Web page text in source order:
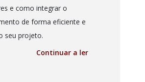
e como integrar o
de forma eficiente e
seu projeto.
Continuar a ler